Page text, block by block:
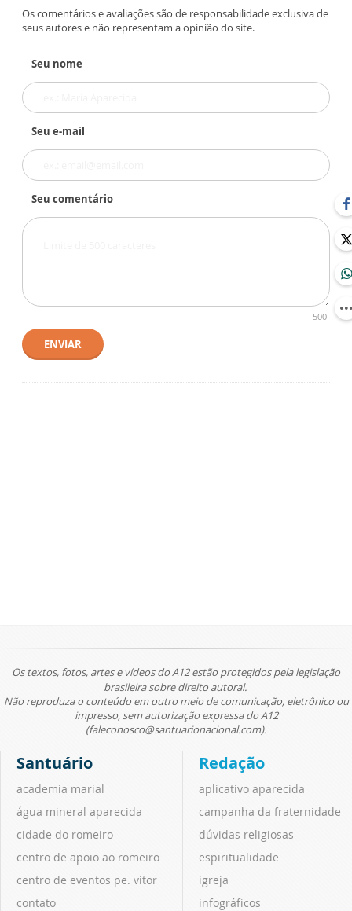
Os comentários e avaliações são de responsabilidade exclusiva de
seus autores e não representam a opinião do site.
Seu nome
Seu e-mail
Seu comentário
500
ENVIAR
Os textos, fotos, artes e vídeos do A12 estão protegidos pela legislação
brasileira sobre direito autoral.
Não reproduza o conteúdo em outro meio de comunicação, eletrônico ou
impresso, sem autorização expressa do A12
(faleconosco@santuarionacional.com).
Santuário
academia marial
água mineral aparecida
cidade do romeiro
centro de apoio ao romeiro
centro de eventos pe. vitor
contato
Redação
aplicativo aparecida
campanha da fraternidade
dúvidas religiosas
espiritualidade
igreja
infográficos